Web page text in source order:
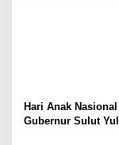
Hari Anak Nasional
Gubernur Sulut